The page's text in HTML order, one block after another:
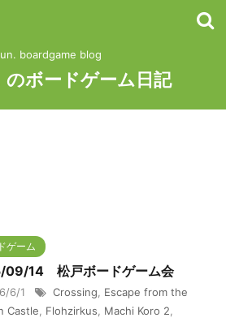
boardgame blog
のボードゲーム日記
ゲーム
09/14 松戸ボードゲーム会
6/1 Crossing
Escape from the
Castle
Flohzirkus Machi Koro 2